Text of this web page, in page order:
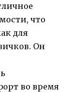
что
для
Он
во время